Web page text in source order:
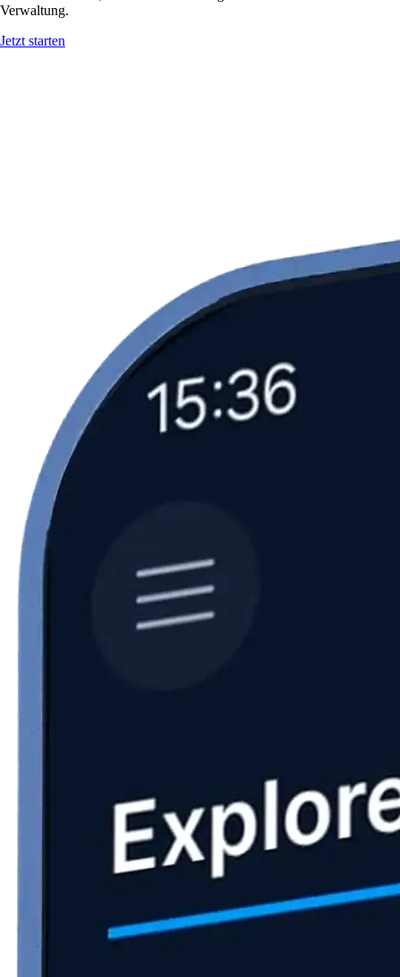
Verwaltung.
Jetzt starten